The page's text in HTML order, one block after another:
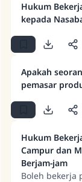
Hukum
kepada
Apakah
pemasar
Hukum
Campur dan
Berjam-jam
Boleh bekerja